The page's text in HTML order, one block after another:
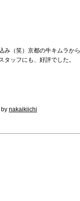
み（笑）京都の牛キムラから
ッフにも、好評でした。
by nakaikiichi